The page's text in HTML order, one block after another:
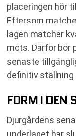
placeringen hör
Eftersom
lagen matcher
möts. Därför bör
senaste
definitiv ställning
FORM I DEN
Djurgårdens
underlaget har